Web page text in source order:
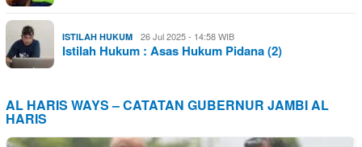
ISTILAH HUKUM 26 Jul 2025 - 14:58 WIB
Istilah Hukum : Asas Hukum Pidana (2)
AL HARIS WAYS – CATATAN GUBERNUR JAMBI AL
HARIS